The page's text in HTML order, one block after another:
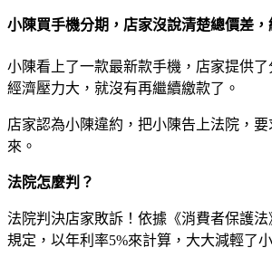
小陳買手機分期，店家沒說清楚總價差，
小陳看上了一款最新款手機，店家提供
經濟壓力大，就沒有再繼續繳款了。
店家認為小陳違約，把小陳告上法院，
來。
法院怎麼判？
法院判決店家敗訴！依據《消費者保護
規定，以年利率5%來計算，大大減輕了